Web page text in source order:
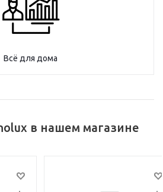
Всё для дома
в нашем магазине